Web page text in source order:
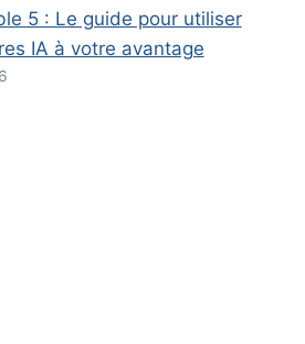
5 : Le guide pour utiliser
IA à votre avantage